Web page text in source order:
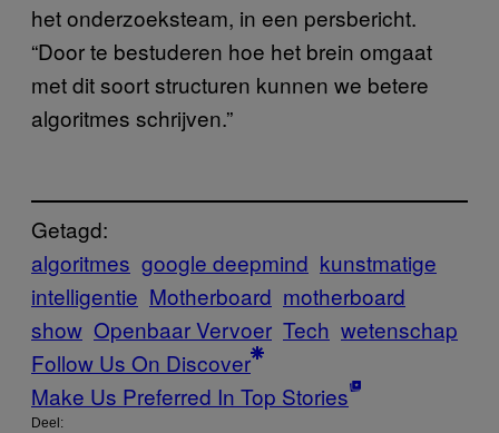
het onderzoeksteam, in een persbericht.
“Door te bestuderen hoe het brein omgaat
met dit soort structuren kunnen we betere
algoritmes schrijven.”
Getagd:
algoritmes google deepmind kunstmatige
intelligentie Motherboard motherboard
show Openbaar Vervoer Tech wetenschap
Follow Us On Discover
Make Us Preferred In Top Stories
Deel: